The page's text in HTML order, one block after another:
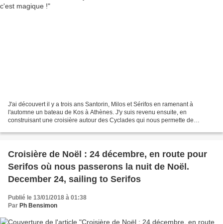
J'ai découvert il y a trois ans Santorin, Milos et Sérifos en ramenant à
l'automne un bateau de Kos à Athènes. J'y suis revenu ensuite, en
construisant une croisière autour des Cyclades qui nous permette de
Croisière de Noël : 24 décembre, en route pour
Serifos où nous passerons la nuit de Noël.
December 24, sailing to Serifos
Publié le 13/01/2018 à 01:38
Par Ph Bensimon